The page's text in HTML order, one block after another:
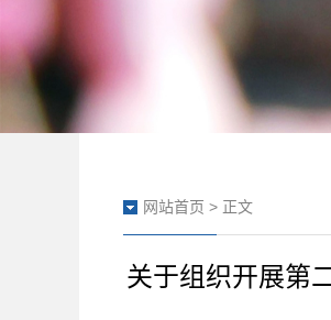
网站首页 > 正文
关于组织开展第